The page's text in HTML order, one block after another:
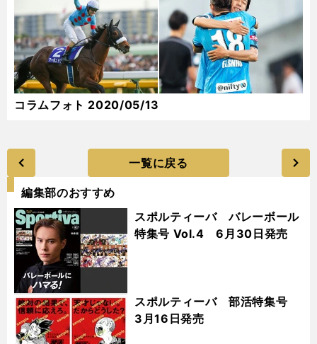
コラムフォト 2020/05/13
一覧に戻る
編集部のおすすめ
スポルティーバ バレーボール
特集号 Vol.4 6月30日発売
スポルティーバ 部活特集号
3月16日発売